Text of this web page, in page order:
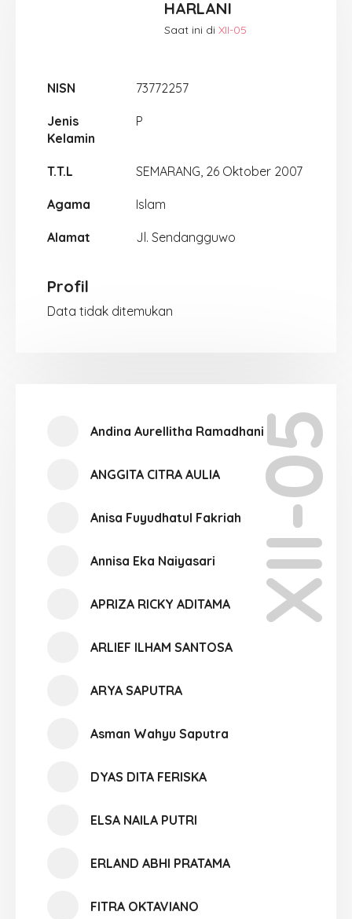
HARLANI
Saat ini di XII-05
NISN 73772257
Jenis
Kelamin
P
T.T.L SEMARANG, 26 Oktober 2007
Agama Islam
Alamat Jl. Sendangguwo
Profil
Data tidak ditemukan
XII-05
Andina Aurellitha Ramadhani
ANGGITA CITRA AULIA
Anisa Fuyudhatul Fakriah
Annisa Eka Naiyasari
APRIZA RICKY ADITAMA
ARLIEF ILHAM SANTOSA
ARYA SAPUTRA
Asman Wahyu Saputra
DYAS DITA FERISKA
ELSA NAILA PUTRI
ERLAND ABHI PRATAMA
FITRA OKTAVIANO